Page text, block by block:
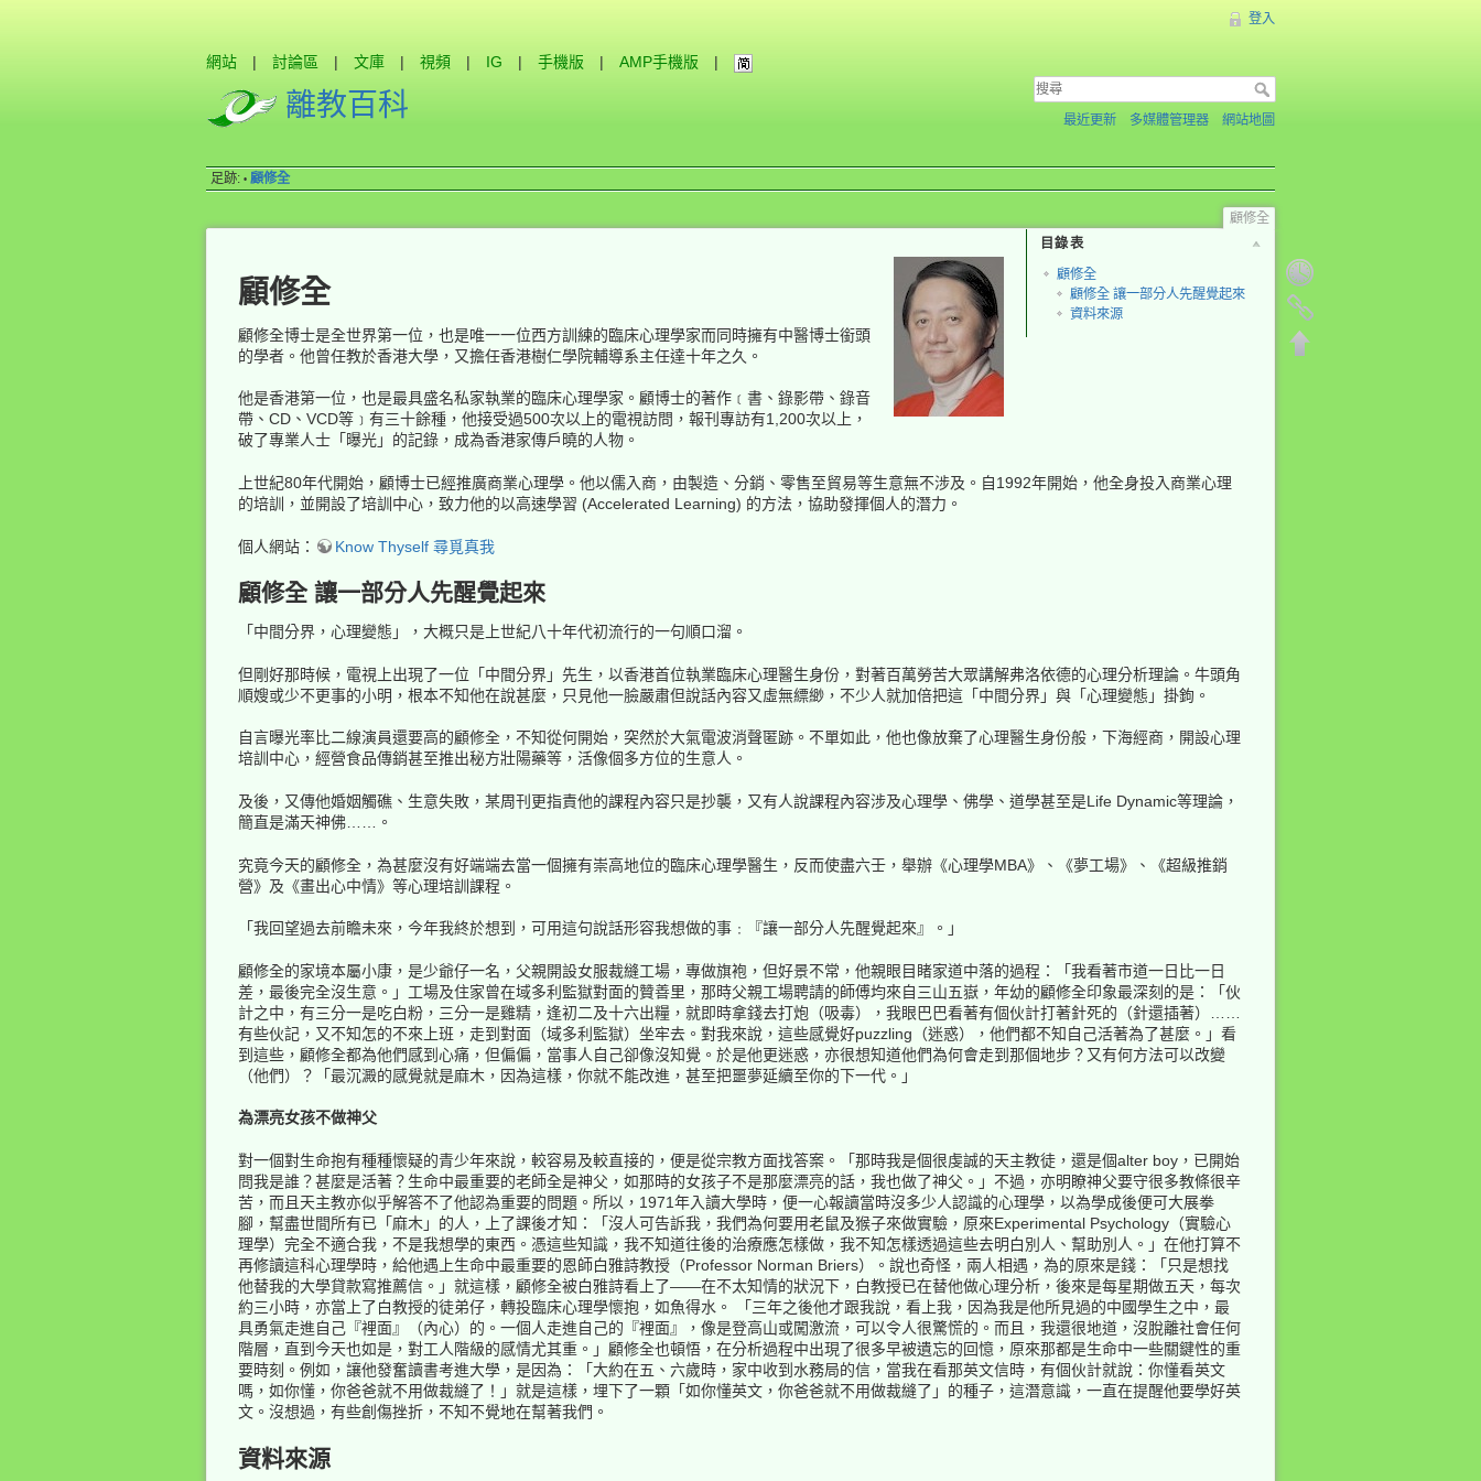
網站 | 討論區 | 文庫 | 視頻 | IG | 手機版 | AMP手機版 |
離教百科
登入
最近更新 多媒體管理器 網站地圖
足跡: • 顧修全
顧修全
目錄表
顧修全
顧修全 讓一部分人先醒覺起來
資料來源
顧修全
顧修全博士是全世界第一位，也是唯一一位西方訓練的臨床心理學家而同時擁有中醫博士銜頭
的學者。他曾任教於香港大學，又擔任香港樹仁學院輔導系主任達十年之久。
他是香港第一位，也是最具盛名私家執業的臨床心理學家。顧博士的著作﹝書、錄影帶、錄音
帶、CD、VCD等﹞有三十餘種，他接受過500次以上的電視訪問，報刊專訪有1,200次以上，
破了專業人士「曝光」的記錄，成為香港家傳戶曉的人物。
上世紀80年代開始，顧博士已經推廣商業心理學。他以儒入商，由製造、分銷、零售至貿易等生意無不涉及。自1992年開始，他全身投入商業心理
的培訓，並開設了培訓中心，致力他的以高速學習 (Accelerated Learning) 的方法，協助發揮個人的潛力。
個人網站： Know Thyself 尋覓真我
顧修全 讓一部分人先醒覺起來
「中間分界，心理變態」，大概只是上世紀八十年代初流行的一句順口溜。
但剛好那時候，電視上出現了一位「中間分界」先生，以香港首位執業臨床心理醫生身份，對著百萬勞苦大眾講解弗洛依德的心理分析理論。牛頭角
順嫂或少不更事的小明，根本不知他在說甚麼，只見他一臉嚴肅但說話內容又虛無縹緲，不少人就加倍把這「中間分界」與「心理變態」掛鉤。
自言曝光率比二線演員還要高的顧修全，不知從何開始，突然於大氣電波消聲匿跡。不單如此，他也像放棄了心理醫生身份般，下海經商，開設心理
培訓中心，經營食品傳銷甚至推出秘方壯陽藥等，活像個多方位的生意人。
及後，又傳他婚姻觸礁、生意失敗，某周刊更指責他的課程內容只是抄襲，又有人說課程內容涉及心理學、佛學、道學甚至是Life Dynamic等理論，
簡直是滿天神佛……。
究竟今天的顧修全，為甚麼沒有好端端去當一個擁有崇高地位的臨床心理學醫生，反而使盡六壬，舉辦《心理學MBA》、《夢工場》、《超級推銷
營》及《畫出心中情》等心理培訓課程。
「我回望過去前瞻未來，今年我終於想到，可用這句說話形容我想做的事﹕『讓一部分人先醒覺起來』。」
顧修全的家境本屬小康，是少爺仔一名，父親開設女服裁縫工場，專做旗袍，但好景不常，他親眼目睹家道中落的過程：「我看著市道一日比一日
差，最後完全沒生意。」工場及住家曾在域多利監獄對面的贊善里，那時父親工場聘請的師傅均來自三山五嶽，年幼的顧修全印象最深刻的是：「伙
計之中，有三分一是吃白粉，三分一是雞精，逢初二及十六出糧，就即時拿錢去打炮（吸毒），我眼巴巴看著有個伙計打著針死的（針還插著）……
有些伙記，又不知怎的不來上班，走到對面（域多利監獄）坐牢去。對我來說，這些感覺好puzzling（迷惑），他們都不知自己活著為了甚麼。」看
到這些，顧修全都為他們感到心痛，但偏偏，當事人自己卻像沒知覺。於是他更迷惑，亦很想知道他們為何會走到那個地步？又有何方法可以改變
（他們）？「最沉澱的感覺就是麻木，因為這樣，你就不能改進，甚至把噩夢延續至你的下一代。」
為漂亮女孩不做神父
對一個對生命抱有種種懷疑的青少年來說，較容易及較直接的，便是從宗教方面找答案。「那時我是個很虔誠的天主教徒，還是個alter boy，已開始
問我是誰？甚麼是活著？生命中最重要的老師全是神父，如那時的女孩子不是那麼漂亮的話，我也做了神父。」不過，亦明瞭神父要守很多教條很辛
苦，而且天主教亦似乎解答不了他認為重要的問題。所以，1971年入讀大學時，便一心報讀當時沒多少人認識的心理學，以為學成後便可大展拳
腳，幫盡世間所有已「麻木」的人，上了課後才知：「沒人可告訴我，我們為何要用老鼠及猴子來做實驗，原來Experimental Psychology（實驗心
理學）完全不適合我，不是我想學的東西。憑這些知識，我不知道往後的治療應怎樣做，我不知怎樣透過這些去明白別人、幫助別人。」在他打算不
再修讀這科心理學時，給他遇上生命中最重要的恩師白雅詩教授（Professor Norman Briers）。說也奇怪，兩人相遇，為的原來是錢：「只是想找
他替我的大學貸款寫推薦信。」就這樣，顧修全被白雅詩看上了——在不太知情的狀況下，白教授已在替他做心理分析，後來是每星期做五天，每次
約三小時，亦當上了白教授的徒弟仔，轉投臨床心理學懷抱，如魚得水。 「三年之後他才跟我說，看上我，因為我是他所見過的中國學生之中，最
具勇氣走進自己『裡面』（內心）的。一個人走進自己的『裡面』，像是登高山或闖激流，可以令人很驚慌的。而且，我還很地道，沒脫離社會任何
階層，直到今天也如是，對工人階級的感情尤其重。」顧修全也頓悟，在分析過程中出現了很多早被遺忘的回憶，原來那都是生命中一些關鍵性的重
要時刻。例如，讓他發奮讀書考進大學，是因為：「大約在五、六歲時，家中收到水務局的信，當我在看那英文信時，有個伙計就說：你懂看英文
嗎，如你懂，你爸爸就不用做裁縫了！」就是這樣，埋下了一顆「如你懂英文，你爸爸就不用做裁縫了」的種子，這潛意識，一直在提醒他要學好英
文。沒想過，有些創傷挫折，不知不覺地在幫著我們。
資料來源